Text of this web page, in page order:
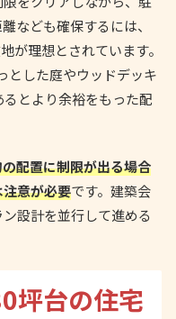
なども確保するには、
が理想とされています。
とした庭やウッドデッキ
とより余裕をもった配
配置に制限が出る場合
意が必要です。建築会
設計を並行して進める
坪台の住宅